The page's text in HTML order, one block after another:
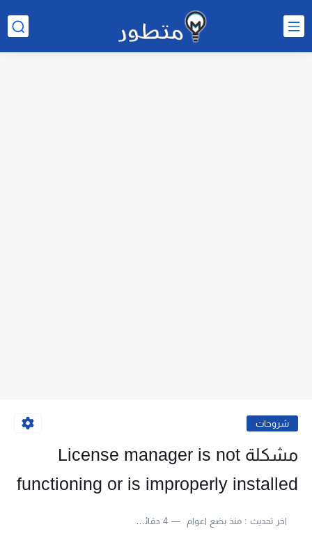
شروحات
مشكلة License manager is not
functioning or is improperly installed
اخر تحديث :منذ بضع اعوام 4 دقائق للقراءة